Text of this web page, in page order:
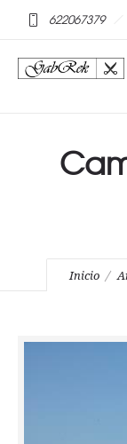
622067379
Inicio